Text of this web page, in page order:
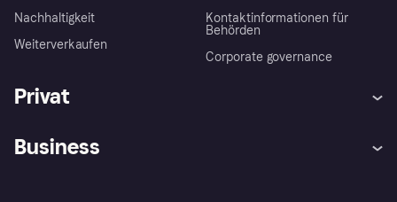
Nachhaltigkeit
Weiterverkaufen
Kontaktinformationen für
Behörden
Corporate governance
Privat
Business